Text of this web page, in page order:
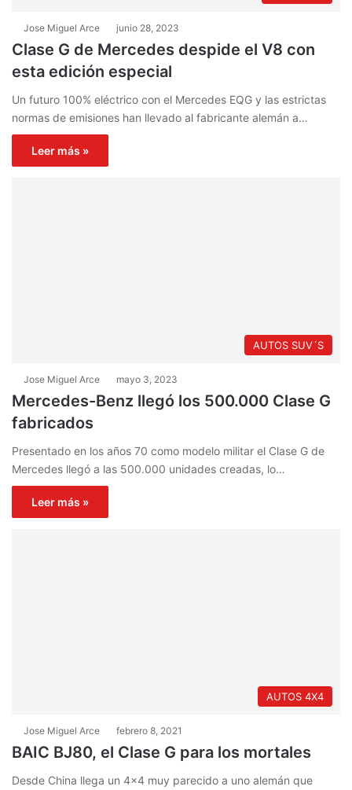
Jose Miguel Arce junio 28, 2023
Clase G de Mercedes despide el V8 con
esta edición especial
Un futuro 100% eléctrico con el Mercedes EQG y las estrictas
normas de emisiones han llevado al fabricante alemán a…
Leer más »
AUTOS SUV´S
Jose Miguel Arce mayo 3, 2023
Mercedes-Benz llegó los 500.000 Clase G
fabricados
Presentado en los años 70 como modelo militar el Clase G de
Mercedes llegó a las 500.000 unidades creadas, lo…
Leer más »
AUTOS 4X4
Jose Miguel Arce febrero 8, 2021
BAIC BJ80, el Clase G para los mortales
Desde China llega un 4×4 muy parecido a uno alemán que